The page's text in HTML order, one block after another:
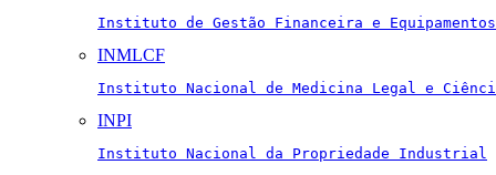
Instituto de Gestão Financeira e
INMLCF
Instituto Nacional de Medicina Legal e
INPI
Instituto Nacional da Propriedade Industrial